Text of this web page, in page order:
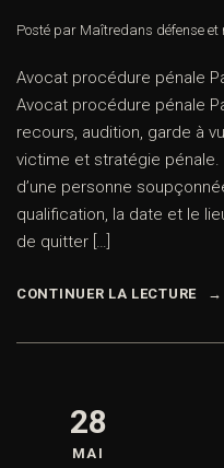
Posté par Maîtredans défense et
Avocat procédure pénale
Avocat procédure pénale
recours, audition, garde à
victime et stratégie pénale.
d’une personne
qualification, la date et le
de quitter […]
CONTINUER LA LECTURE
28
MAI